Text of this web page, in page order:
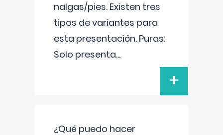
nalgas/pies. Existen tres
tipos de variantes para
esta presentación. Puras:
Solo presenta...
+
¿Qué puedo hacer